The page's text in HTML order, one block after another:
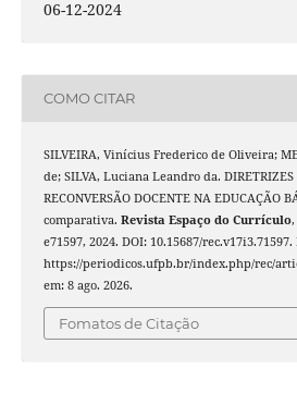
06-12-2024
COMO CITAR
SILVEIRA, Vinícius Frederico de Oliveira;
de; SILVA, Luciana Leandro da. DIRETRIZES
RECONVERSÃO DOCENTE NA EDUCAÇÃO
comparativa. Revista Espaço do Currículo,
e71597, 2024. DOI: 10.15687/
https://periodicos.ufpb.br/index.php/rec/
em: 8 ago. 2026.
Fomatos de Citação